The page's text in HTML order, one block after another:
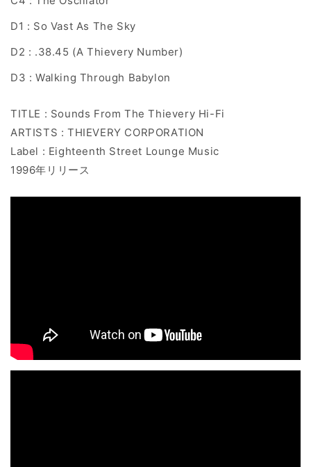
D1 : So Vast As The Sky
D2 : .38.45 (A Thievery Number)
D3 : Walking Through Babylon
TITLE : Sounds From The Thievery Hi-Fi
ARTISTS : THIEVERY CORPORATION
Label : Eighteenth Street Lounge Music
1996年リリース